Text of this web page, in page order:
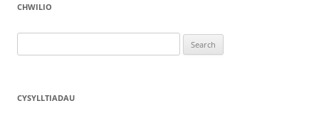
CHWILIO
for:
CYSYLLTIADAU